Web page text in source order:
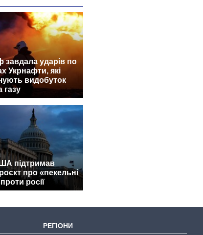
завдала ударів по
Укрнафти, які
видобуток
газу
підтримав
про «пекельні
росії
РЕГІОНИ